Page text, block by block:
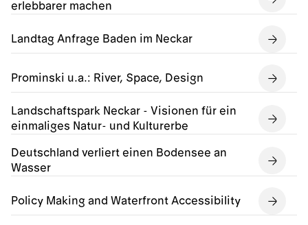
erlebbarer machen
Landtag Anfrage Baden im Neckar
Prominski u.a.: River, Space, Design
Landschaftspark Neckar - Visionen für ein
einmaliges Natur- und Kulturerbe
Deutschland verliert einen Bodensee an
Wasser
Policy Making and Waterfront Accessibility